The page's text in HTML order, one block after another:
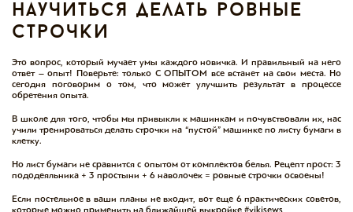
научиться делать ровные
строчки
Это вопрос, который мучает умы каждого новичка. И правильный на него
ответ – опыт! Поверьте: только С ОПЫТОМ все встанет на свои места. Но
сегодня поговорим о том, что может улучшить результат в процессе
обретения опыта.
В школе для того, чтобы мы привыкли к машинкам и почувствовали их, нас
учили тренироваться делать строчки на “пустой” машинке по листу бумаги в
клетку.
Но лист бумаги не сравнится с опытом от комплектов белья. Рецепт прост: 3
пододеяльника + 3 простыни + 6 наволочек = ровные строчки освоены!
Если постельное в ваши планы не входит, вот еще 6 практических советов,
которые можно применить на ближайшей выкройке #vikisews